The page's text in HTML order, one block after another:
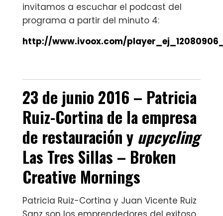
invitamos a escuchar el podcast del
programa a partir del minuto 4:
http://www.ivoox.com/
23 de junio 2016 – Patricia
Ruiz-Cortina de la empresa
de restauración y upcycling
Las Tres Sillas – Broken
Creative Mornings
Patricia Ruiz-Cortina y Juan Vicente Ruiz